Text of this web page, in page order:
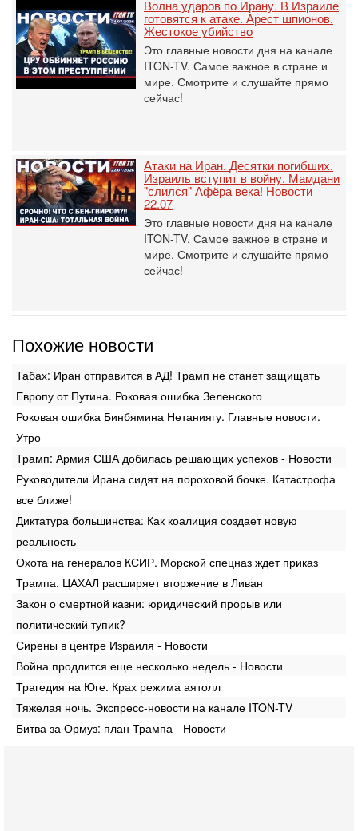
Волна ударов по Ирану. В Израиле
готовятся к атаке. Арест шпионов.
Жестокое убийство
Это главные новости дня на канале
ITON-TV. Самое важное в стране и
мире. Смотрите и слушайте прямо
сейчас!
Атаки на Иран. Десятки погибших.
Израиль вступит в войну. Мамдани
"слился" Афёра века! Новости
22.07
Это главные новости дня на канале
ITON-TV. Самое важное в стране и
мире. Смотрите и слушайте прямо
сейчас!
Похожие новости
Табах: Иран отправится в АД! Трамп не станет защищать
Европу от Путина. Роковая ошибка Зеленского
Роковая ошибка Бинбямина Нетаниягу. Главные новости.
Утро
Трамп: Армия США добилась решающих успехов - Новости
Руководители Ирана сидят на пороховой бочке. Катастрофа
все ближе!
Диктатура большинства: Как коалиция создает новую
реальность
Охота на генералов КСИР. Морской спецназ ждет приказ
Трампа. ЦАХАЛ расширяет вторжение в Ливан
Закон о смертной казни: юридический прорыв или
политический тупик?
Сирены в центре Израиля - Новости
Война продлится еще несколько недель - Новости
Трагедия на Юге. Крах режима аятолл
Тяжелая ночь. Экспресс-новости на канале ITON-TV
Битва за Ормуз: план Трампа - Новости